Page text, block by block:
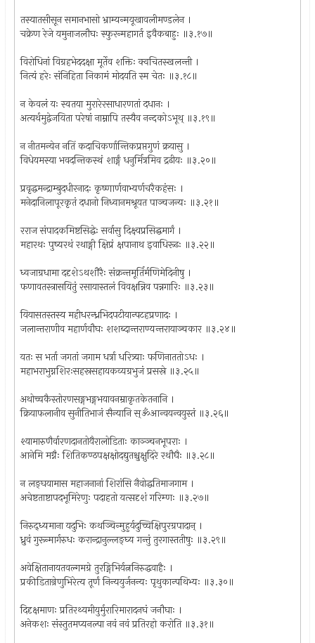
तस्यातसीसून समानभासो भ्राम्यन्मयूखावलीमण्डलेन ।
चक्रेण रेजे यमुनाजलौघः स्फुरन्महागर्त इवैकबाहुः ॥३.१७॥
विरोधिनां विग्रहभेददक्षा मूर्तेव शक्तिः क्वचितस्खलन्ती ।
नित्यं हरेः संनिहिता निकामं मोदयति स्म चेतः ॥३.१८॥
न केवलं यः स्वतया मुरारेरसाधारणतां दधानः ।
अत्यर्थमुद्वेजयिता परेषां नाम्नापि तस्यैव नन्दकोऽभूथ् ॥३.१९॥
न नीतमन्येन नतिं कदाचिकर्णान्तिकप्रप्तगुणं क्रयासु ।
विधेयमस्या भवदन्तिकस्थं शार्ङ्गं धनुर्मित्रमिव द्रढीयः ॥३.२०॥
प्रवृद्धमन्द्राम्बुदधीरनादः कृष्णार्णवाभ्यर्णचरैकहंसः ।
मनेदानिलापूरकृतं दधानो निध्वानमश्रूयत पाञ्चजन्यः ॥३.२१॥
रराज संपादकमिष्टसिद्धेः सर्वासु दिक्ष्वप्रसिद्घमार्गं ।
महारथः पुष्यरथं रथाङ्गी क्षिप्रं क्षपानाथ इवाधिरूढः ॥३.२२॥
ध्वजाग्रधामा ददृशेऽथशौरैः संक्रन्तमूर्तिर्मणिमेदिनीषु ।
फणावतस्त्रासयितुं रसायास्तलं विवक्षन्निव पन्नगारिः ॥३.२३॥
यियासतस्तस्य महीधरन्ध्रभिदपटीयान्पटहप्रणादः ।
जलान्तराणीव महार्णवौघः शशब्दान्तराण्यन्तरायाञ्चकार ॥३.२४॥
यतः स भर्ता जगतां जगाम धर्त्रा धरित्र्याः फणिनाततोऽधः ।
महाभराभुग्नशिरःसहस्रसहायकव्यग्रभुजं प्रसस्रे ॥३.२५॥
अथोच्चकैस्तोरणसङ्गभङ्गभयावनम्राकृतकेतनानि ।
क्रियाफलानीव सुनीतिभाजं सैन्यानि स्ॐआन्वयन्वयुस्तं ॥३.२६॥
श्यामारुणैर्वारणदानतोयैरालोडिताः काञ्ञ्चनभूपराः ।
आनेमि मग्नैः शितिकण्ठपक्षक्षोदद्युतश्चुक्षुदिरे रथौघैः ॥३.२८॥
न लङ्घयामास महाजनानां शिरांसि नैवोद्धतिमाजगाम ।
अचेष्टताष्टापदभूमिरेणुः पदाहतो यत्सदृशं गरिम्णः ॥३.२७॥
निरुद्ध्यमाना यदुभिः कथञ्चिन्मुहुर्यदुच्चिक्षिपुरग्रपादान् ।
ध्रुवं गुरून्मार्गरुधः करान्द्रानुल्लङ्घ्य गन्तुं तुरगास्ततीषुः ॥३.२९॥
अवेक्षितानायतवल्गमग्रे तुरङ्गिभिर्यत्ननिरुद्धवाहैः ।
प्रकीडितान्रेणुभिरेत्य तूर्णं निन्ययुर्जनन्यः पृथुकान्पथिभ्यः ॥३.३०॥
दिदृक्षमाणः प्रतिरथ्यमीयुर्मुरारिमारादनघं जनौघाः ।
अनेकशः संस्तुतमप्यनल्पा नवं नवं प्रतिरहो करोति ॥३.३१॥